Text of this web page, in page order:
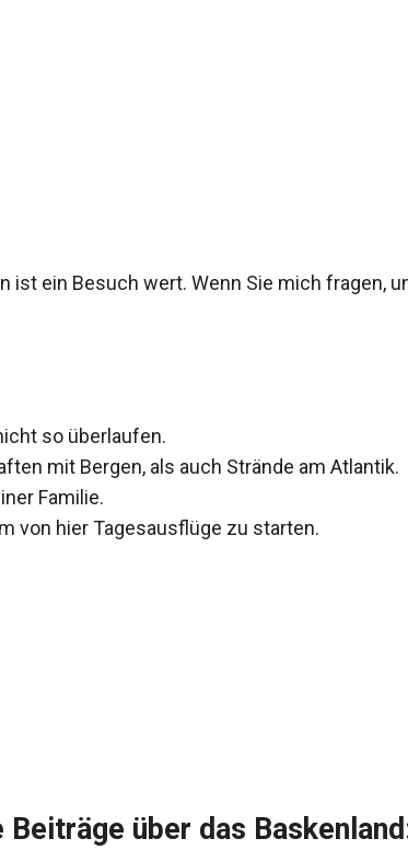
ist ein Besuch wert. Wenn Sie mich fragen,
so überlaufen.
mit Bergen, als auch Strände am Atlantik.
Familie.
von hier Tagesausflüge zu starten.
über das